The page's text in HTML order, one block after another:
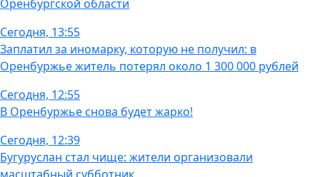
Оренбургской области
Сегодня, 13:55
Заплатил за иномарку, которую не получил: в
Оренбуржье житель потерял около 1 300 000 рублей
Сегодня, 12:55
В Оренбуржье снова будет жарко!
Сегодня, 12:39
Бугуруслан стал чище: жители организовали